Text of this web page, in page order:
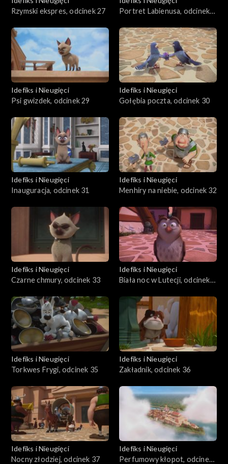
Rzymski ekspres, odcinek 27
Portret Labienusa, odcinek
Idefiks i Nieugięci
Psi gwizdek, odcinek 29
Idefiks i Nieugięci
Gołębia poczta, odcinek 30
Idefiks i Nieugięci
Inauguracja, odcinek 31
Idefiks i Nieugięci
Menhiry na niebie, odcinek 32
Idefiks i Nieugięci
Czarne chmury, odcinek 33
Idefiks i Nieugięci
Biała noc w Lutecji, odcinek
Idefiks i Nieugięci
Torkwes Frygi, odcinek 35
Idefiks i Nieugięci
Zakładnik, odcinek 36
Idefiks i Nieugięci
Nocny złodziej, odcinek 37
Idefiks i Nieugięci
Perfumowy kłopot, odcinek